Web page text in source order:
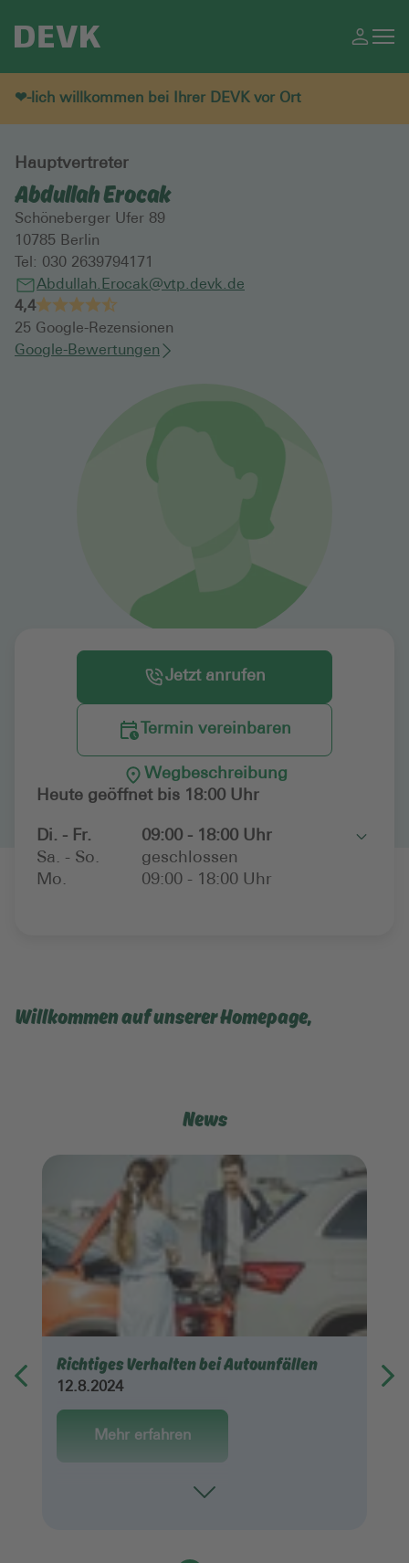
❤-lich willkommen bei Ihrer DEVK vor Ort
Hauptvertreter
Abdullah Erocak
Schöneberger Ufer 89
10785 Berlin
Tel: 030 2639794171
Abdullah.Erocak@vtp.devk.de
4,4
25 Google-Rezensionen
Google-Bewertungen
Jetzt anrufen
Termin vereinbaren
Wegbeschreibung
Heute geöffnet bis 18:00 Uhr
Di. - Fr.
09:00 - 18:00 Uhr
Sa. - So.
geschlossen
Mo.
09:00 - 18:00 Uhr
Toggle
Willkommen auf unserer Homepage,
News
Richtiges Verhalten bei Autounfällen
12.8.2024
Mehr erfahren